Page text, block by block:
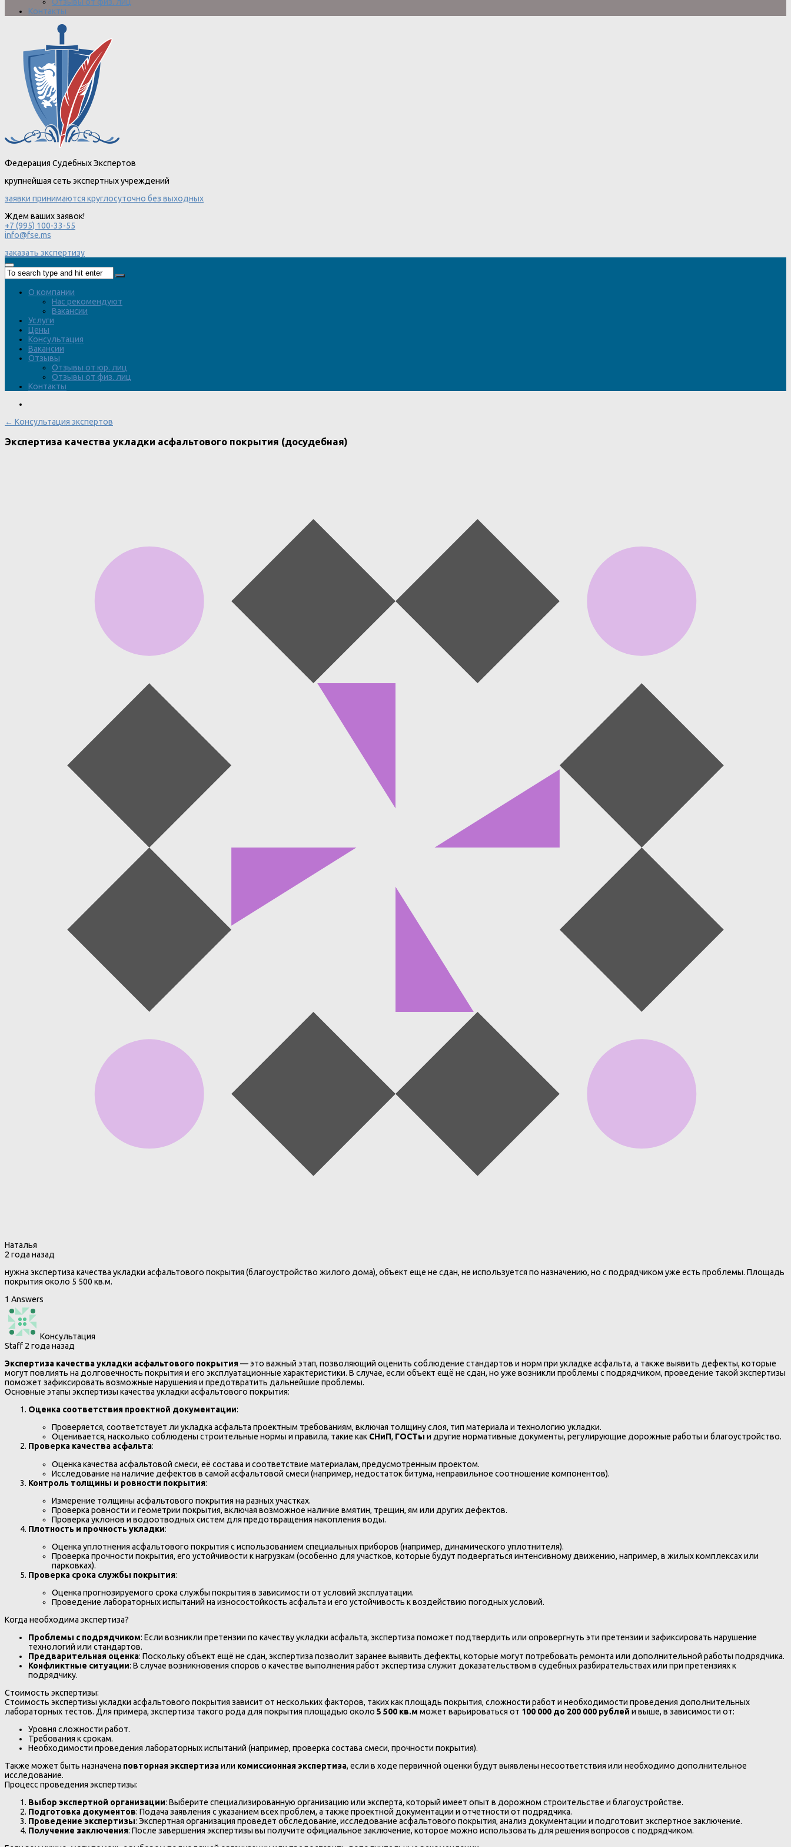
Отзывы от физ. лиц
Контакты
Федерация Судебных Экспертов
крупнейшая сеть экспертных учреждений
заявки принимаются круглосуточно без выходных
Ждем ваших заявок!
+7 (995) 100-33-55
info@fse.ms
заказать экспертизу
О компании
Нас рекомендуют
Вакансии
Услуги
Цены
Консультация
Вакансии
Отзывы
Отзывы от юр. лиц
Отзывы от физ. лиц
Контакты
← Консультация экспертов
Экспертиза качества укладки асфальтового покрытия (досудебная)
Наталья
2 года назад
нужна экспертиза качества укладки асфальтового покрытия (благоустройство жилого дома), объект еще не сдан, не используется по назначению, но с подрядчиком уже есть проблемы. Площадь
покрытия около 5 500 кв.м.
1 Answers
Консультация
Staff 2 года назад
Экспертиза качества укладки асфальтового покрытия— это важный этап, позволяющий оценить соблюдение стандартов и норм при укладке асфальта, а также выявить дефекты, которые
могут повлиять на долговечность покрытия и его эксплуатационные характеристики. В случае, если объект ещё не сдан, но уже возникли проблемы с подрядчиком, проведение такой экспертизы
поможет зафиксировать возможные нарушения и предотвратить дальнейшие проблемы.
Основные этапы экспертизы качества укладки асфальтового покрытия:
Оценка соответствия проектной документации:
Проверяется, соответствует ли укладка асфальта проектным требованиям, включая толщину слоя, тип материала и технологию укладки.
Оценивается, насколько соблюдены строительные нормы и правила, такие как СНиП, ГОСТы и другие нормативные документы, регулирующие дорожные работы и благоустройство.
Проверка качества асфальта:
Оценка качества асфальтовой смеси, её состава и соответствие материалам, предусмотренным проектом.
Исследование на наличие дефектов в самой асфальтовой смеси (например, недостаток битума, неправильное соотношение компонентов).
Контроль толщины и ровности покрытия:
Измерение толщины асфальтового покрытия на разных участках.
Проверка ровности и геометрии покрытия, включая возможное наличие вмятин, трещин, ям или других дефектов.
Проверка уклонов и водоотводных систем для предотвращения накопления воды.
Плотность и прочность укладки:
Оценка уплотнения асфальтового покрытия с использованием специальных приборов (например, динамического уплотнителя).
Проверка прочности покрытия, его устойчивости к нагрузкам (особенно для участков, которые будут подвергаться интенсивному движению, например, в жилых комплексах или
парковках).
Проверка срока службы покрытия:
Оценка прогнозируемого срока службы покрытия в зависимости от условий эксплуатации.
Проведение лабораторных испытаний на износостойкость асфальта и его устойчивость к воздействию погодных условий.
Когда необходима экспертиза?
Проблемы с подрядчиком: Если возникли претензии по качеству укладки асфальта, экспертиза поможет подтвердить или опровергнуть эти претензии и зафиксировать нарушение
технологий или стандартов.
Предварительная оценка: Поскольку объект ещё не сдан, экспертиза позволит заранее выявить дефекты, которые могут потребовать ремонта или дополнительной работы подрядчика.
Конфликтные ситуации: В случае возникновения споров о качестве выполнения работ экспертиза служит доказательством в судебных разбирательствах или при претензиях к
подрядчику.
Стоимость экспертизы:
Стоимость экспертизы укладки асфальтового покрытия зависит от нескольких факторов, таких как площадь покрытия, сложности работ и необходимости проведения дополнительных
лабораторных тестов. Для примера, экспертиза такого рода для покрытия площадью около 5 500 кв.м может варьироваться от 100 000 до 200 000 рублей и выше, в зависимости от:
Уровня сложности работ.
Требования к срокам.
Необходимости проведения лабораторных испытаний (например, проверка состава смеси, прочности покрытия).
Также может быть назначена повторная экспертизаили комиссионная экспертиза, если в ходе первичной оценки будут выявлены несоответствия или необходимо дополнительное
исследование.
Процесс проведения экспертизы:
Выбор экспертной организации: Выберите специализированную организацию или эксперта, который имеет опыт в дорожном строительстве и благоустройстве.
Подготовка документов: Подача заявления с указанием всех проблем, а также проектной документации и отчетности от подрядчика.
Проведение экспертизы: Экспертная организация проведет обследование, исследование асфальтового покрытия, анализ документации и подготовит экспертное заключение.
Получение заключения: После завершения экспертизы вы получите официальное заключение, которое можно использовать для решения вопросов с подрядчиком.